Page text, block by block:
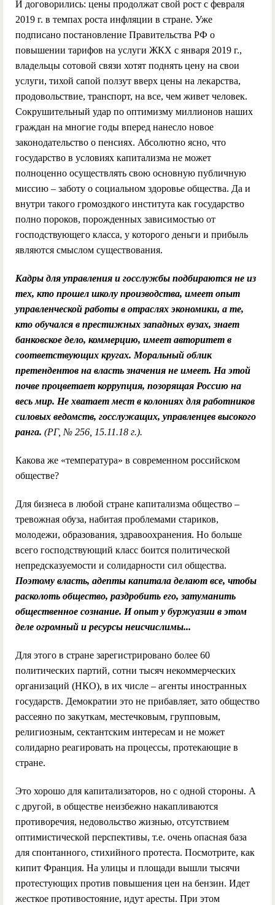
И договорились: цены продолжат свой рост с февраля
2019 г. в темпах роста инфляции в стране. Уже
подписано постановление Правительства РФ о
повышении тарифов на услуги ЖКХ с января 2019 г.,
владельцы сотовой связи хотят поднять цену на свои
услуги, тихой сапой ползут вверх цены на лекарства,
продовольствие, транспорт, на все, чем живет человек.
Сокрушительный удар по оптимизму миллионов наших
граждан на многие годы вперед нанесло новое
законодательство о пенсиях. Абсолютно ясно, что
государство в условиях капитализма не может
полноценно осуществлять свою основную публичную
миссию – заботу о социальном здоровье общества. Да и
внутри такого громоздкого института как государство
полно пороков, порожденных зависимостью от
господствующего класса, у которого деньги и прибыль
являются смыслом существования.
Кадры для управления и госслужбы подбираются не из
тех, кто прошел школу производства, имеет опыт
управленческой работы в отраслях экономики, а те,
кто обучался в престижных западных вузах, знает
банковское дело, коммерцию, имеет авторитет в
соответствующих кругах. Моральный облик
претендентов на власть значения не имеет. На этой
почве процветает коррупция, позорящая Россию на
весь мир. Не хватает мест в колониях для работников
силовых ведомств, госслужащих, управленцев высокого
ранга. (РГ, № 256, 15.11.18 г.).
Какова же «температура» в современном российском
обществе?
Для бизнеса в любой стране капитализма общество –
тревожная обуза, набитая проблемами стариков,
молодежи, образования, здравоохранения. Но больше
всего господствующий класс боится политической
непредсказуемости и солидарности сил общества.
Поэтому власть, адепты капитала делают все, чтобы
расколоть общество, раздробить его, затуманить
общественное сознание. И опыт у буржуазии в этом
деле огромный и ресурсы неисчислимы...
Для этого в стране зарегистрировано более 60
политических партий, сотни тысяч некоммерческих
организаций (НКО), в их числе – агенты иностранных
государств. Демократии это не прибавляет, зато общество
рассеяно по закуткам, местечковым, групповым,
религиозным, сектантским интересам и не может
солидарно реагировать на процессы, протекающие в
стране.
Это хорошо для капитализаторов, но с одной стороны. А
с другой, в обществе неизбежно накапливаются
противоречия, недовольство жизнью, отсутствием
оптимистической перспективы, т.е. очень опасная база
для спонтанного, стихийного протеста. Посмотрите, как
кипит Франция. На улицы и площади вышли тысячи
протестующих против повышения цен на бензин. Идет
жесткое противостояние, идут аресты. При этом